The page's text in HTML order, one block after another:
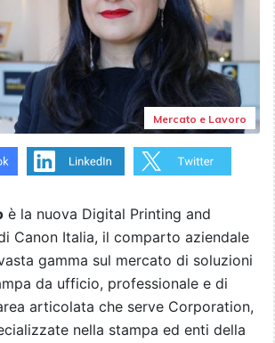
Mercato e Lavoro
è la nuova Digital Printing and
Canon Italia, il comparto aziendale
gamma sul mercato di soluzioni
da ufficio, professionale e di
articolata che serve Corporation,
nella stampa ed enti della